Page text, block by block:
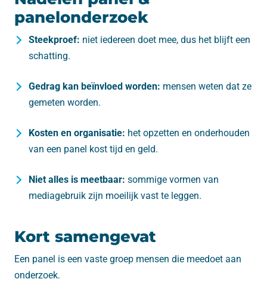
panelonderzoek
Steekproef: niet iedereen doet mee, dus het blijft een
schatting.
Gedrag kan beïnvloed worden: mensen weten dat ze
gemeten worden.
Kosten en organisatie: het opzetten en onderhouden
van een panel kost tijd en geld.
Niet alles is meetbaar: sommige vormen van
mediagebruik zijn moeilijk vast te leggen.
Kort samengevat
Een panel is een vaste groep mensen die meedoet aan
onderzoek.